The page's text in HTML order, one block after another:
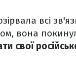
всі
вона
свої